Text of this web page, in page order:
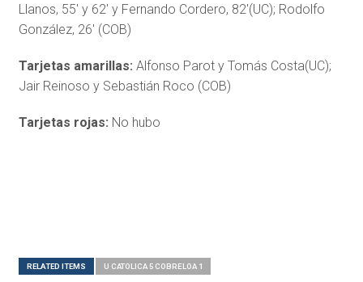
Llanos, 55′ y 62′ y Fernando Cordero, 82′(UC); Rodolfo
González, 26′ (COB)
Tarjetas amarillas: Alfonso Parot y Tomás Costa(UC);
Jair Reinoso y Sebastián Roco (COB)
Tarjetas rojas: No hubo
RELATED ITEMS U CATOLICA 5 COBRELOA 1